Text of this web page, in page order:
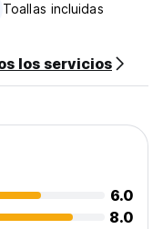
Toallas incluidas
los servicios
6.0
8.0